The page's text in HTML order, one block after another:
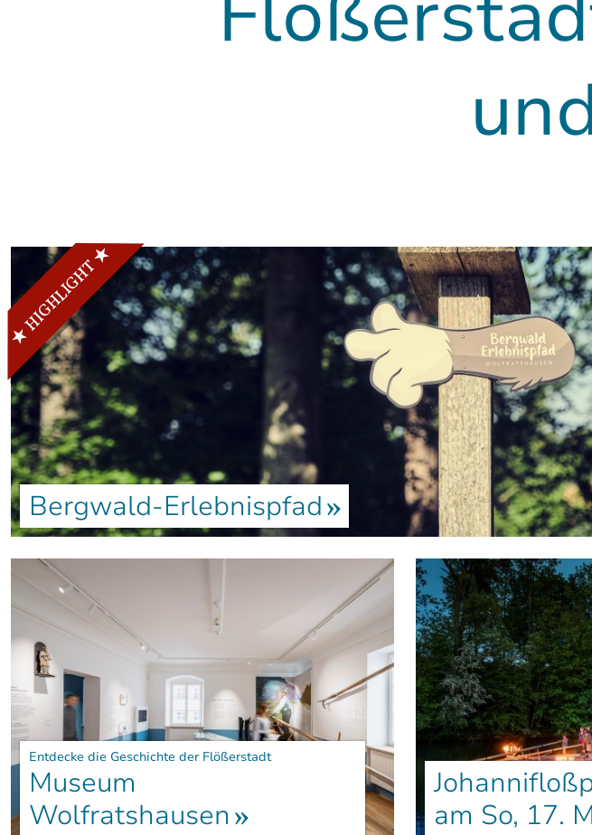
Die
Bergwald-Erlebnispfad
Entdecke die Geschichte der Flößerstadt
Museum
Wolfratshausen
am So, 17.